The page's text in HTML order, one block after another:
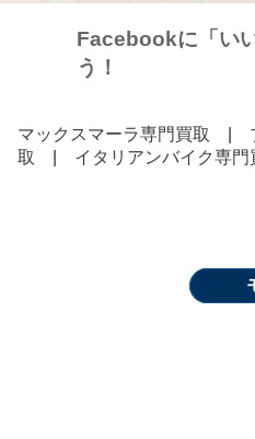
Facebookに「い
う！
マックスマーラ専門買取
取
イタリアンバイク専門